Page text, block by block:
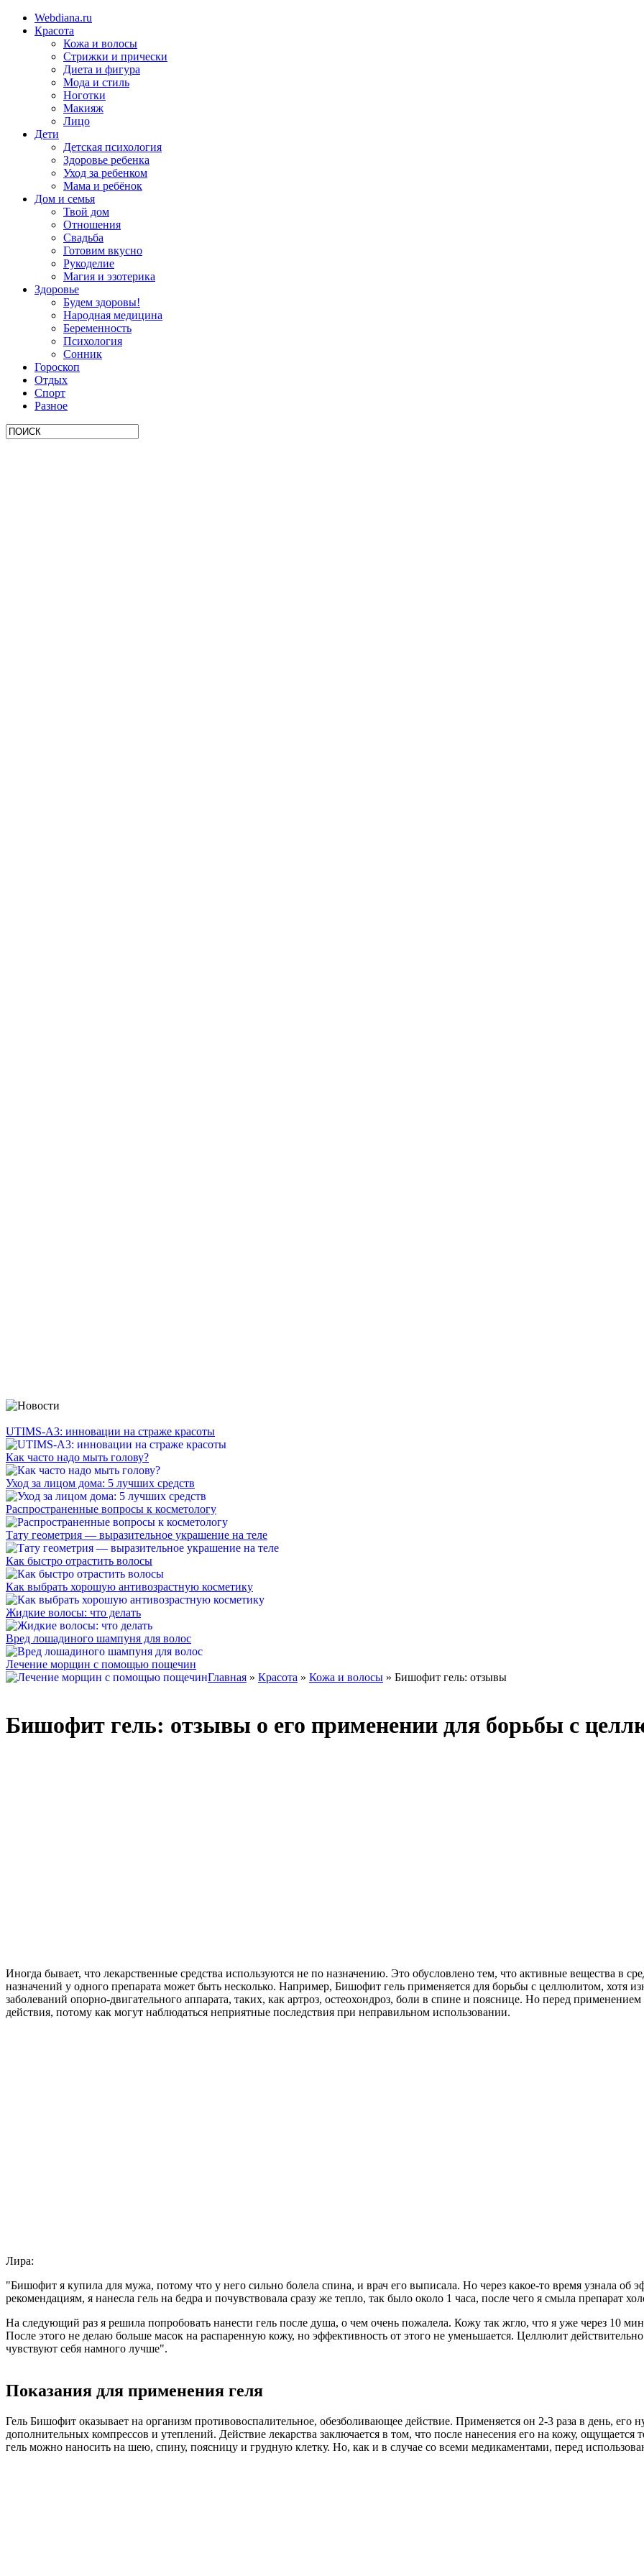
Webdiana.ru
Красота
Кожа и волосы
Стрижки и прически
Диета и фигура
Мода и стиль
Ноготки
Макияж
Лицо
Дети
Детская психология
Здоровье ребенка
Уход за ребенком
Мама и ребёнок
Дом и семья
Твой дом
Отношения
Свадьба
Готовим вкусно
Рукоделие
Магия и эзотерика
Здоровье
Будем здоровы!
Народная медицина
Беременность
Психология
Сонник
Гороскоп
Отдых
Спорт
Разное
UTIMS-A3: инновации на страже красоты
Как часто надо мыть голову?
Уход за лицом дома: 5 лучших средств
Распространенные вопросы к косметологу
Тату геометрия — выразительное украшение на теле
Как быстро отрастить волосы
Как выбрать хорошую антивозрастную косметику
Жидкие волосы: что делать
Вред лошадиного шампуня для волос
Лечение морщин с помощью пощечин
Главная » Красота » Кожа и волосы » Бишофит гель: отзывы
Бишофит гель: отзывы о его применении для борьбы с
Иногда бывает, что лекарственные средства используются не по назначению. Это обусловлено тем, что активные вещества в
назначений у одного препарата может быть несколько. Например, Бишофит гель применяется для борьбы с целлюлитом, хотя
заболеваний опорно-двигательного аппарата, таких, как артроз, остеохондроз, боли в спине и пояснице. Но перед
действия, потому как могут наблюдаться неприятные последствия при неправильном использовании.
Лира:
"Бишофит я купила для мужа, потому что у него сильно болела спина, и врач его выписала. Но через какое-то время узнала об
рекомендациям, я нанесла гель на бедра и почувствовала сразу же тепло, так было около 1 часа, после чего я смыла препарат
На следующий раз я решила попробовать нанести гель после душа, о чем очень пожалела. Кожу так жгло, что я уже через 10
После этого не делаю больше масок на распаренную кожу, но эффективность от этого не уменьшается. Целлюлит
чувствуют себя намного лучше".
Показания для применения геля
Гель Бишофит оказывает на организм противовоспалительное, обезболивающее действие. Применяется он 2-3 раза в день, его
дополнительных компрессов и утеплений. Действие лекарства заключается в том, что после нанесения его на кожу, ощущается
гель можно наносить на шею, спину, поясницу и грудную клетку. Но, как и в случае со всеми медикаментами, перед